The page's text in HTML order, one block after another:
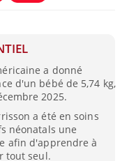
a donné
d'un bébé de 5,74 kg,
2025.
a été en soins
néonatals une
afin d'apprendre à
tout seul.